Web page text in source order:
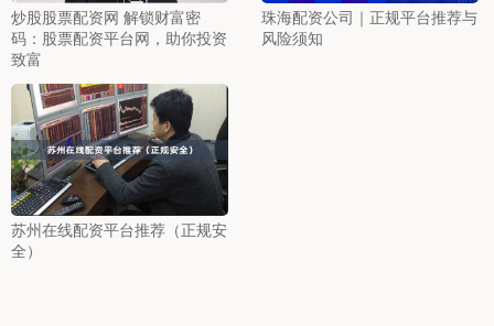
炒股股票配资网 解锁财富密
码：股票配资平台网，助你投资
致富
珠海配资公司｜正规平台推荐与
风险须知
苏州在线配资平台推荐（正规安
全）